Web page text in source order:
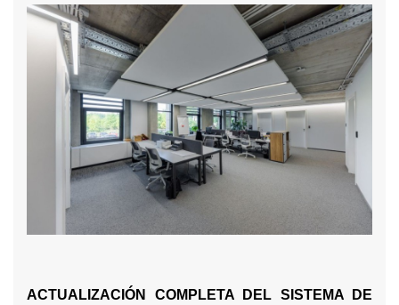
ACTUALIZACIÓN COMPLETA DEL SISTEMA DE